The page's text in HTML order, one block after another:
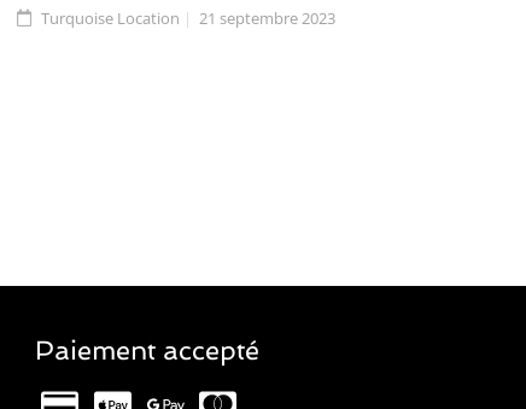
Turquoise Location 21 septembre 2023
Paiement accepté